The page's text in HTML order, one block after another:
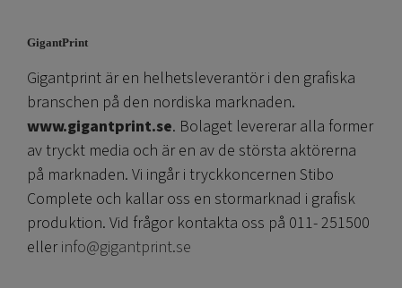
GigantPrint
Gigantprint är en helhetsleverantör i den grafiska
branschen på den nordiska marknaden.
www.gigantprint.se. Bolaget levererar alla former
av tryckt media och är en av de största aktörerna
på marknaden. Vi ingår i tryckkoncernen Stibo
Complete och kallar oss en stormarknad i grafisk
produktion. Vid frågor kontakta oss på 011- 251500
ellerinfo@gigantprint.se